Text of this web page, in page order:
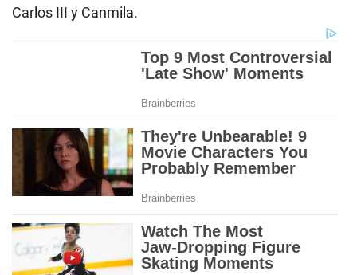
Carlos III y Canmila.